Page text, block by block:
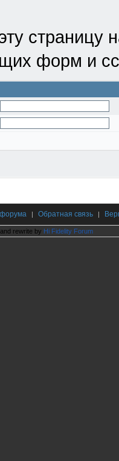
форм и
| Обратная связь |
and rewrite by Hi Fidelity Forum